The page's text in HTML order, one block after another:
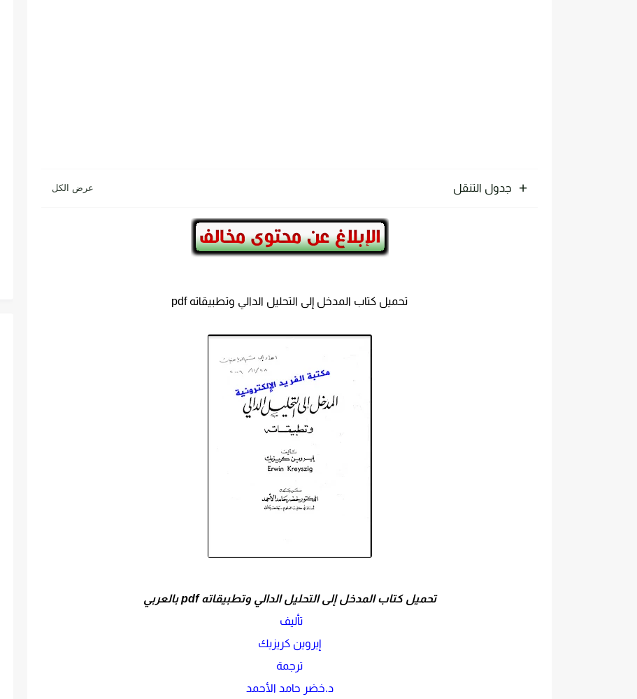
جدول التنقل
تحميل كتاب المدخل إلى التحليل الدالي وتطبيقاته pdf
تحميل كتاب المدخل إلى التحليل الدالي وتطبيقاته pdf بالعربي
تأليف
إيروين كريزيك
ترجمة
د.خضر حامد الأحمد